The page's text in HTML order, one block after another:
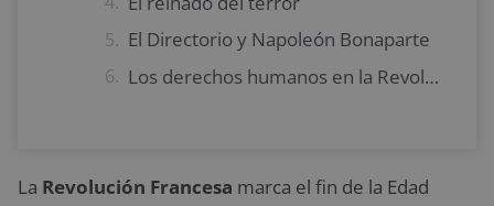
El Directorio y Napoleón Bonaparte
Los derechos humanos en la Revolución Francesa
La Revolución Francesa marca el fin de la Edad